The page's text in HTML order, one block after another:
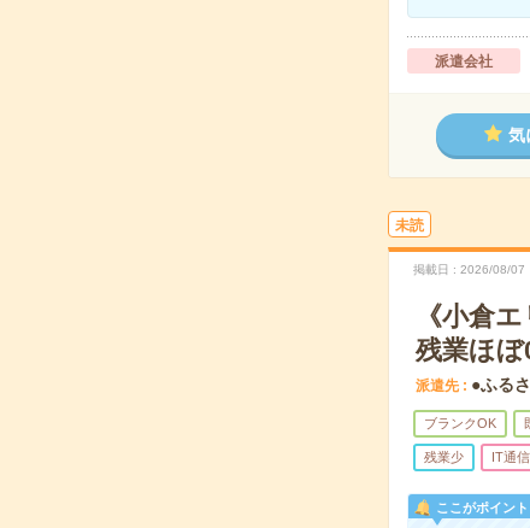
派遣会社
気
未読
掲載日 2026/08/07
《小倉
残業ほぼ
派遣先 ●ふる
ブランクOK
残業少 IT通
ここがポイント